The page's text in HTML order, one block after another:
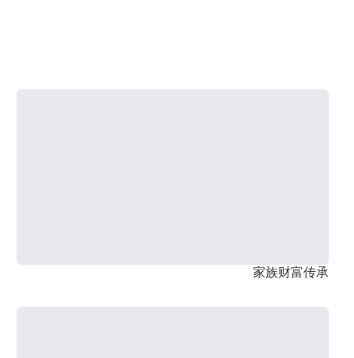
家族财富传承